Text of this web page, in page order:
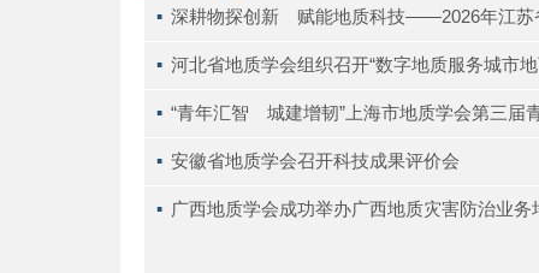
▪ 深耕物探创新 赋能地质科技——2026年江苏
▪ 河北省地质学会组织召开“数字地质服务城市
▪ “青年汇智 城建增韧”上海市地质学会第三届
▪ 安徽省地质学会召开科技成果评价会
▪ 广西地质学会成功举办广西地质灾害防治业务